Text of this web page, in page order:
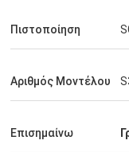
ΗΠΑ -
Έξοχη διπλή φλάντζα
καλή ποιότητα,
Πιστοποίηση
Αριθμός Μοντέλου
Επισημαίνω